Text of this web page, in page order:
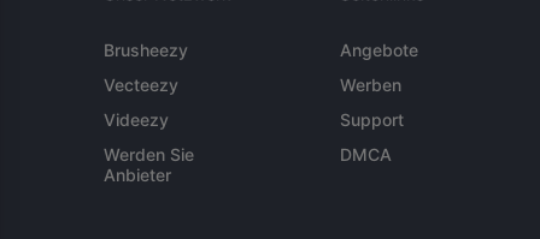
Brusheezy
Vecteezy
Videezy
Werden Sie
Anbieter
Angebote
Werben
Support
DMCA